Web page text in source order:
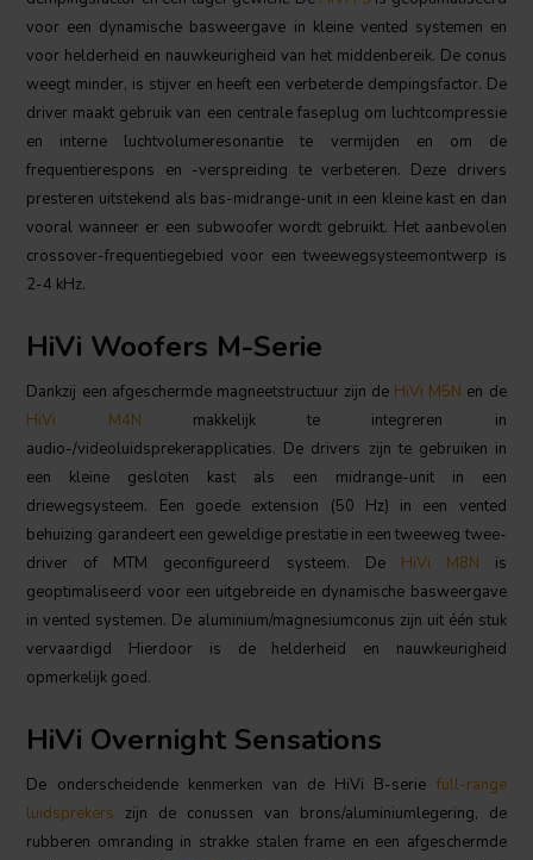
voor een dynamische basweergave in kleine vented systemen en
voor helderheid en nauwkeurigheid van het middenbereik. De conus
weegt minder, is stijver en heeft een verbeterde dempingsfactor. De
driver maakt gebruik van een centrale faseplug om luchtcompressie
en interne luchtvolumeresonantie te vermijden en om de
frequentierespons en -verspreiding te verbeteren. Deze drivers
presteren uitstekend als bas-midrange-unit in een kleine kast en dan
vooral wanneer er een subwoofer wordt gebruikt. Het aanbevolen
crossover-frequentiegebied voor een tweewegsysteemontwerp is
2-4 kHz.
HiVi Woofers M-Serie
Dankzij een afgeschermde magneetstructuur zijn de HiVi M5N en de
HiVi M4N makkelijk te integreren in
audio-/videoluidsprekerapplicaties. De drivers zijn te gebruiken in
een kleine gesloten kast als een midrange-unit in een
driewegsysteem. Een goede extension (50 Hz) in een vented
behuizing garandeert een geweldige prestatie in een tweeweg twee-
driver of MTM geconfigureerd systeem. De HiVi M8N is
geoptimaliseerd voor een uitgebreide en dynamische basweergave
in vented systemen. De aluminium/magnesiumconus zijn uit één stuk
vervaardigd Hierdoor is de helderheid en nauwkeurigheid
opmerkelijk goed.
HiVi Overnight Sensations
De onderscheidende kenmerken van de HiVi B-serie full-range
luidsprekers zijn de conussen van brons/aluminiumlegering, de
rubberen omranding in strakke stalen frame en een afgeschermde